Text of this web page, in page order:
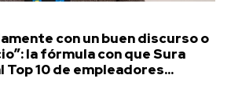
con un buen discurso o
la fórmula con que Sura
10 de empleadores...